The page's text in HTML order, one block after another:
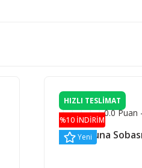
HIZLI TESLİMAT
%10 İNDİRİM
Yeni
0.0 Puan
Misa Sauna